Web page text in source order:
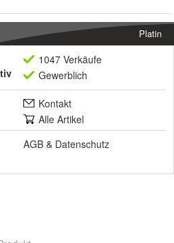
Platin
1047 Verkäufe
Gewerblich
Kontakt
Alle Artikel
AGB & Datenschutz